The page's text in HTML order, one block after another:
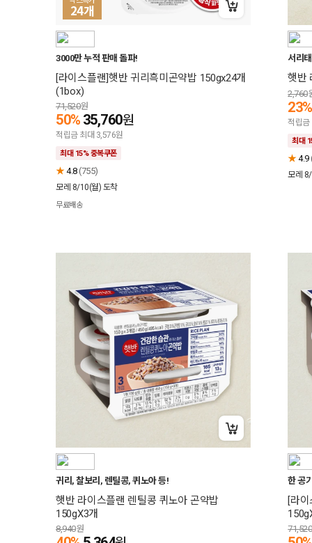
24개
3000만 누적 판매 돌파!
[라이스플랜]햇반 귀리흑미곤약밥 150gx24개
(1box)
71,520원
50% 35,760원
적립금 최대 3,576원
최대 15% 중복쿠폰
★4.8(755)
모레 8/10(월) 도착
무료배송
서리
햇반
2,760
23%
적립금
최대
★4.9
모레
귀리, 찰보리, 렌틸콩, 퀴노아 등!
햇반 라이스플랜 렌틸콩 퀴노아 곤약밥
150gX3개
8,940원
한 공
[라
71,520